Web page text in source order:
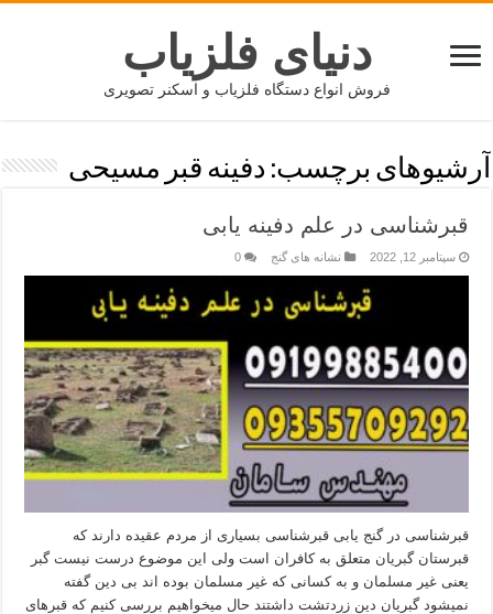
دنیای فلزیاب
فروش انواع دستگاه فلزیاب و اسکنر تصویری
آرشیوهای برچسب: دفینه قبر مسیحی
قبرشناسی در علم دفینه یابی
سپتامبر 12, 2022 نشانه های گنج 0
قبرشناسی در گنج یابی قبرشناسی بسیاری از مردم عقیده دارند که
قبرستان گبریان متعلق به کافران است ولی این موضوع درست نیست گبر
یعنی غیر مسلمان و به کسانی که غیر مسلمان بوده اند بی دین گفته
نمیشود گبریان دین زردتشت داشتند حال میخواهیم بررسی کنیم که قبرهای